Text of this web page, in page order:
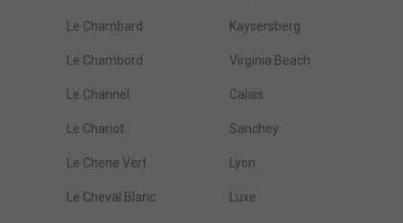
Le Chambard Kaysersberg
Le Chambord Virginia Beach
Le Channel Calais
Le Chariot Sanchey
Le Chene Vert Lyon
Le Cheval Blanc Luxe